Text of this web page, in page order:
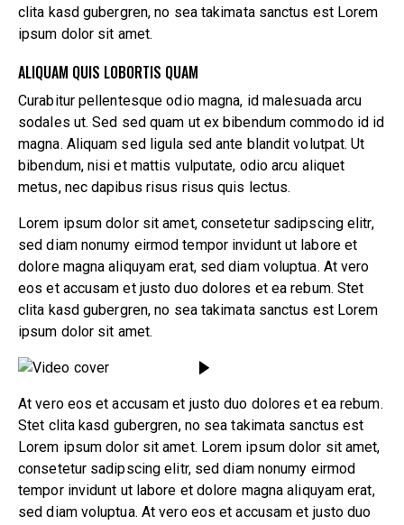
clita kasd gubergren, no sea takimata sanctus est Lorem
ipsum dolor sit amet.
ALIQUAM QUIS LOBORTIS QUAM
Curabitur pellentesque odio magna, id malesuada arcu
sodales ut. Sed sed quam ut ex bibendum commodo id id
magna. Aliquam sed ligula sed ante blandit volutpat. Ut
bibendum, nisi et mattis vulputate, odio arcu aliquet
metus, nec dapibus risus risus quis lectus.
Lorem ipsum dolor sit amet, consetetur sadipscing elitr,
sed diam nonumy eirmod tempor invidunt ut labore et
dolore magna aliquyam erat, sed diam voluptua. At vero
eos et accusam et justo duo dolores et ea rebum. Stet
clita kasd gubergren, no sea takimata sanctus est Lorem
ipsum dolor sit amet.
At vero eos et accusam et justo duo dolores et ea rebum.
Stet clita kasd gubergren, no sea takimata sanctus est
Lorem ipsum dolor sit amet. Lorem ipsum dolor sit amet,
consetetur sadipscing elitr, sed diam nonumy eirmod
tempor invidunt ut labore et dolore magna aliquyam erat,
sed diam voluptua. At vero eos et accusam et justo duo